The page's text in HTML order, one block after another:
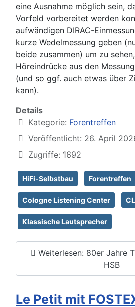
eine Ausnahme möglich sein,
Vorfeld vorbereitet werden
aufwändigen DIRAC-
kurze Wedelmessung geben
beide zusammen) um zu
Höreindrücke aus den
(und so ggf. auch etwas über
kann).
Details
Kategorie: Forentreffen
Veröffentlicht: 26. April
Zugriffe: 1692
HiFi-Selbstbau Forentreffen
Cologne Listening Center
Klassische Lautsprecher
Weiterlesen: 80er Jahre
HSB
Le Petit mit